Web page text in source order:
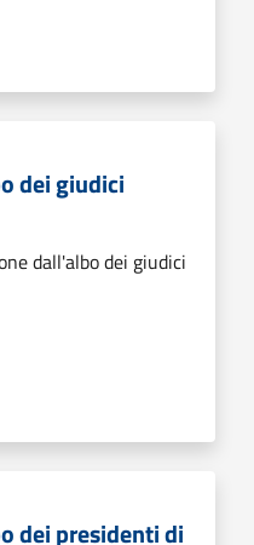
dei giudici
dall'albo dei giudici
dei presidenti di